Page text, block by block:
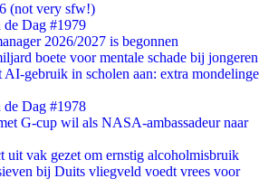
(not very sfw!)
de Dag #1979
2026/2027 is begonnen
boete voor mentale schade bij jongeren
AI-gebruik in scholen aan: extra mondelinge
de Dag #1978
G-cup wil als NASA-ambassadeur naar
uit vak gezet om ernstig alcoholmisbruik
bij Duits vliegveld voedt vrees voor